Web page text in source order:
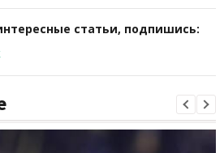
статьи, подпишись: